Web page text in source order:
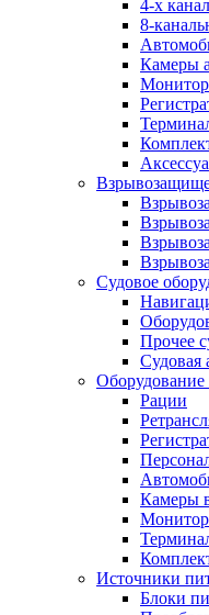
4-х
8-
Камеры
Судовое
Прочее
Судовая
Рации
Камеры
Источники
Блоки